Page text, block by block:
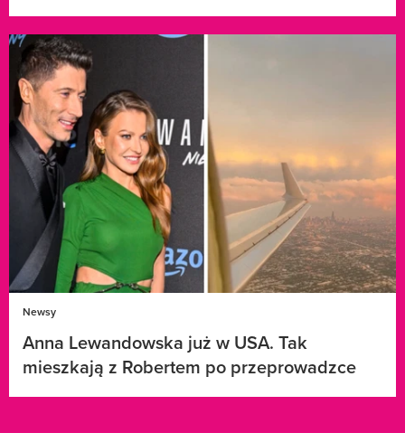
Newsy
Anna Lewandowska już w USA. Tak
mieszkają z Robertem po przeprowadzce